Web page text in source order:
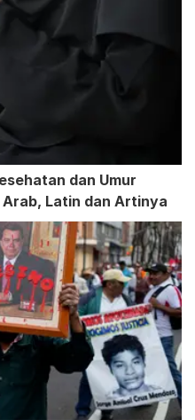
dan Umur
Latin dan Artinya